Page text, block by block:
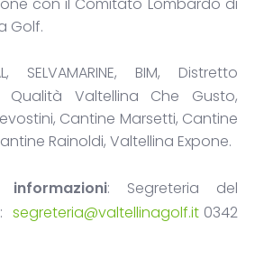
Golf.
SELVAMARINE, BIM, Distretto
Qualità Valtellina Che Gusto,
Cantine Marsetti, Cantine
Rainoldi, Valtellina Expone.
: Segreteria del
segreteria@valtellinagolf.it0342